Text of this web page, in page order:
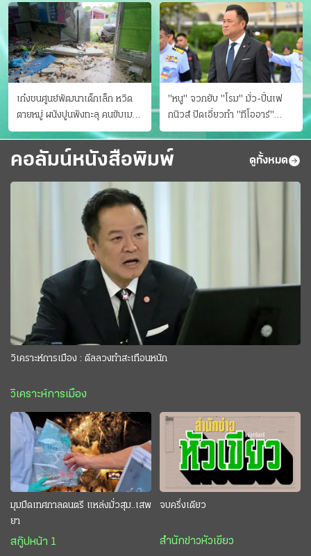
เก๋งชนศูนย์พัฒนาเด็กเล็ก หวิด
ตายหมู่ ผนังปูนพังทะลุ คนขับเมา
ยา
"หนู" จวกยับ "โรม" มั่ว-ปั่นเฟ
กนิวส์ ปัดเอี่ยวทํา "ทีโออาร์"
ต้นทางโกงสอบฉาว
คอลัมน์หนังสือพิมพ์ ดูทั้งหมด
วิเคราะห์การเมือง : ดีลลวงทำสะเทือนหนัก
วิเคราะห์การเมือง
มุมมืดเทศกาลดนตรี แหล่งมั่วสุม..เสพ
ยา
สกู๊ปหน้า 1
จบครึ่งเดียว
สำนักข่าวหัวเขียว